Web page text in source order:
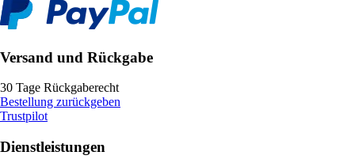
Versand und Rückgabe
30 Tage Rückgaberecht
Bestellung zurückgeben
Trustpilot
Dienstleistungen